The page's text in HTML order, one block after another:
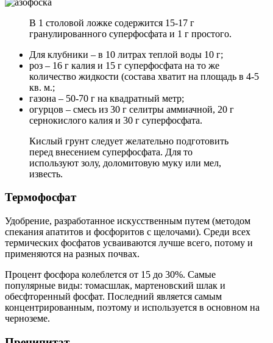
В 1 столовой ложке содержится 15-17 г
гранулированного суперфосфата и 1 г простого.
Для клубники – в 10 литрах теплой воды 10 г;
роз – 16 г калия и 15 г суперфосфата на то же
количество жидкости (состава хватит на площадь в 4-5
кв. м.;
газона – 50-70 г на квадратный метр;
огурцов – смесь из 30 г селитры аммиачной, 20 г
сернокислого калия и 30 г суперфосфата.
Кислый грунт следует желательно подготовить
перед внесением суперфосфата. Для то
используют золу, доломитовую муку или мел,
известь.
Термофосфат
Удобрение, разработанное искусственным путем (методом
спекания апатитов и фосфоритов с щелочами). Среди всех
термических фосфатов усваиваются лучше всего, потому и
применяются на разных почвах.
Процент фосфора колеблется от 15 до 30%. Самые
популярные виды: томасшлак, мартеновский шлак и
обесфторенный фосфат. Последний является самым
концентрированным, поэтому и используется в основном на
черноземе.